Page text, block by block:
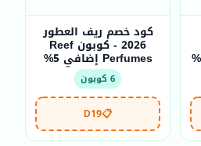
كود خصم ريف العطور
2026 - كوبون Reef
Perfumes إضافي 5%
6 كوبون
📋
D19